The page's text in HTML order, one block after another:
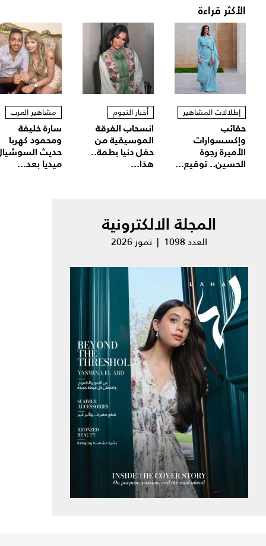
الأكثر قراءة
إطلالات المشاهير
حقائب
وإكسسوارات
الأميرة رجوة
الحسين.. توقيع...
أخبار النجوم
انسحاب الفرقة
الموسيقية من
حفل دنيا بطمة..
هذا...
مشاهير العرب
سارة خليفة
ومحمود كهربا
حديث
ميديا بعد...
المجلة الالكترونية
العدد 1098 | تموز 2026